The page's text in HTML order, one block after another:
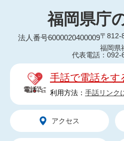
福岡県庁
法人番号6000020400009〒812-
福岡県
代表電話：092-
手話で電話をす
利用方法： 手話リンク
アクセス